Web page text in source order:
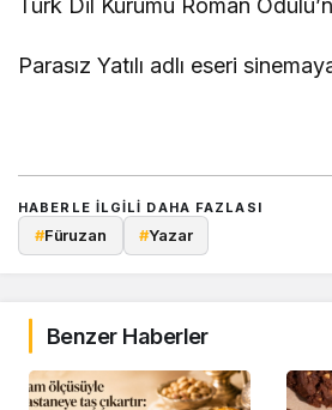
Türk Dil Kurumu Roman
Parasız Yatılı adlı eseri
HABERLE ILGILI DAHA FAZLASI
#Füruzan #Yazar
Benzer Haberler